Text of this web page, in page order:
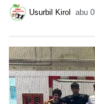
Usurbil Kirol abu